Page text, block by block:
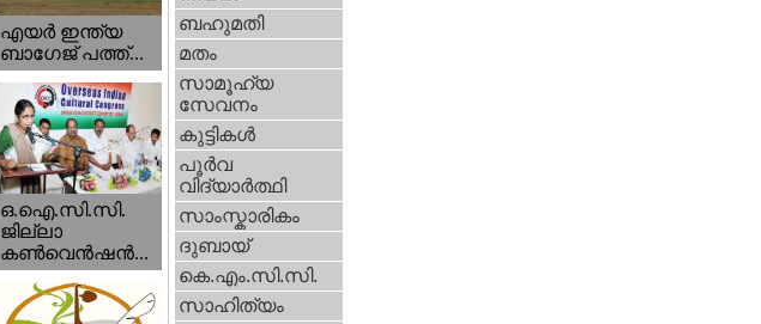
എയര്‍ ഇന്ത്യ
ബാഗേജ് പത്ത്...
ഒ.ഐ.സി.സി.
ജില്ലാ
കൺവെൻഷൻ...
ബഹുമതി
മതം
സാമൂഹ്യ
സേവനം
കുട്ടികള്‍
പൂര്‍വ
വിദ്യാര്‍ത്ഥി
സാംസ്കാരികം
ദുബായ്‌
കെ.എം.സി.സി.
സാഹിത്യം